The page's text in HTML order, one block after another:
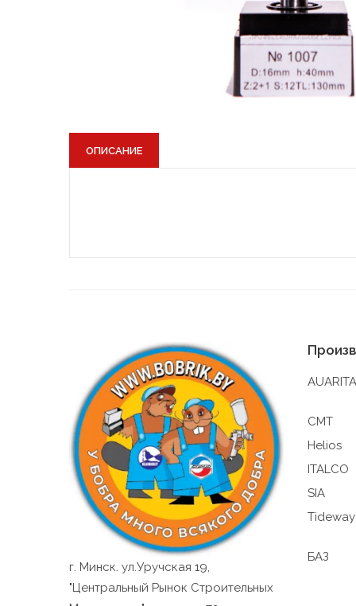
ОПИСАНИЕ
г. Минск. ул.Уручская 19,
"Центральный Рынок Строительных
AUARITA
CMT
Helios
ITALCO
SIA
Tideway
БАЗ
5.
5.1.
это
9. На
с